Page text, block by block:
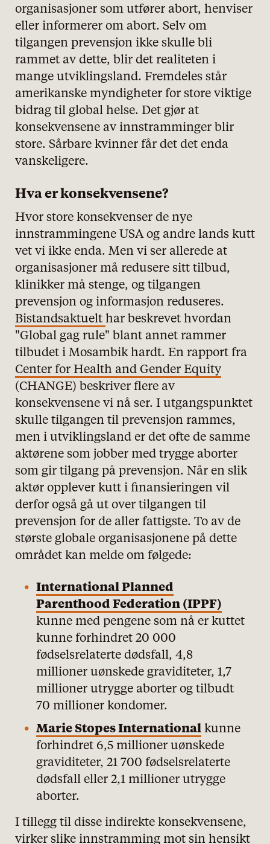
organisasjoner som utfører abort, henviser
eller informerer om abort. Selv om
tilgangen prevensjon ikke skulle bli
rammet av dette, blir det realiteten i
mange utviklingsland. Fremdeles står
amerikanske myndigheter for store viktige
bidrag til global helse. Det gjør at
konsekvensene av innstramminger blir
store. Sårbare kvinner får det det enda
vanskeligere.
Hva er konsekvensene?
Hvor store konsekvenser de nye
innstrammingene USA og andre lands kutt
vet vi ikke enda. Men vi ser allerede at
organisasjoner må redusere sitt tilbud,
klinikker må stenge, og tilgangen
prevensjon og informasjon reduseres.
Bistandsaktuelt har beskrevet hvordan
"Global gag rule" blant annet rammer
tilbudet i Mosambik hardt. En rapport fra
Center for Health and Gender Equity
(CHANGE) beskriver flere av
konsekvensene vi nå ser. I utgangspunktet
skulle tilgangen til prevensjon rammes,
men i utviklingsland er det ofte de samme
aktørene som jobber med trygge aborter
som gir tilgang på prevensjon. Når en slik
aktør opplever kutt i finansieringen vil
derfor også gå ut over tilgangen til
prevensjon for de aller fattigste. To av de
største globale organisasjonene på dette
området kan melde om følgede:
International Planned
Parenthood Federation (IPPF)
kunne med pengene som nå er kuttet
kunne forhindret 20 000
fødselsrelaterte dødsfall, 4,8
millioner uønskede graviditeter, 1,7
millioner utrygge aborter og tilbudt
70 millioner kondomer.
Marie Stopes International kunne
forhindret 6,5 millioner uønskede
graviditeter, 21 700 fødselsrelaterte
dødsfall eller 2,1 millioner utrygge
aborter.
I tillegg til disse indirekte konsekvensene,
virker slike innstramming mot sin hensikt